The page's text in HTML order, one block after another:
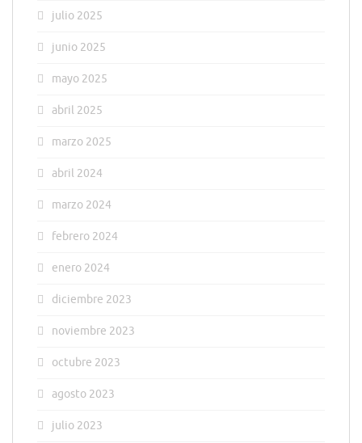
julio 2025
junio 2025
mayo 2025
abril 2025
marzo 2025
abril 2024
marzo 2024
febrero 2024
enero 2024
diciembre 2023
noviembre 2023
octubre 2023
agosto 2023
julio 2023